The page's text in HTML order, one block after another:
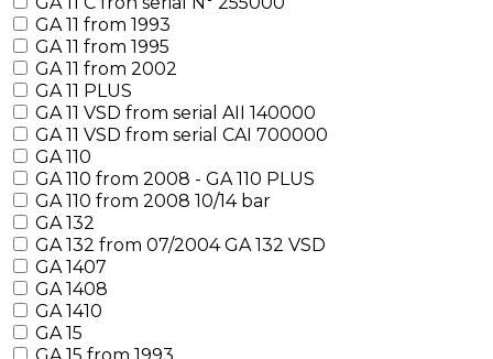
GA 11 from 1993
GA 11 from 1995
GA 11 from 2002
GA 11 PLUS
GA 11 VSD from serial AII 140000
GA 11 VSD from serial CAI 700000
GA 110
GA 110 from 2008 - GA 110 PLUS
GA 110 from 2008 10/14 bar
GA 132
GA 132 from 07/2004 GA 132 VSD
GA 1407
GA 1408
GA 1410
GA 15